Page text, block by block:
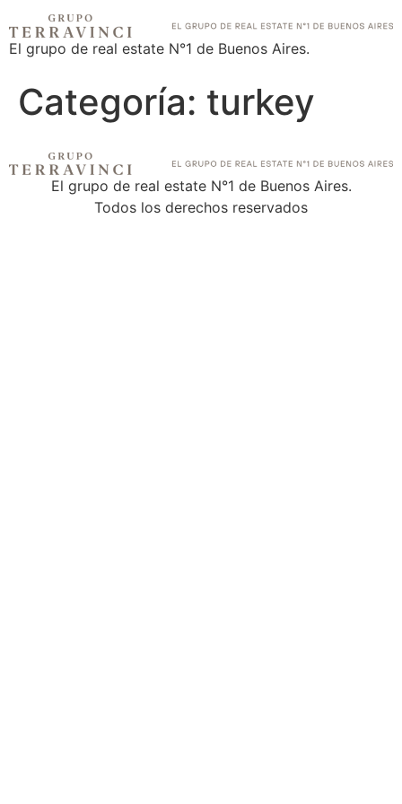
El grupo de real estate N°1 de Buenos Aires.
Categoría: turkey
El grupo de real estate N°1 de Buenos Aires.
Todos los derechos reservados